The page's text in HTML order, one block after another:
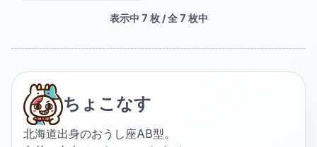
表示中 7 枚 / 全 7 枚中
ちょこなす
北海道出身のおうし座AB型。